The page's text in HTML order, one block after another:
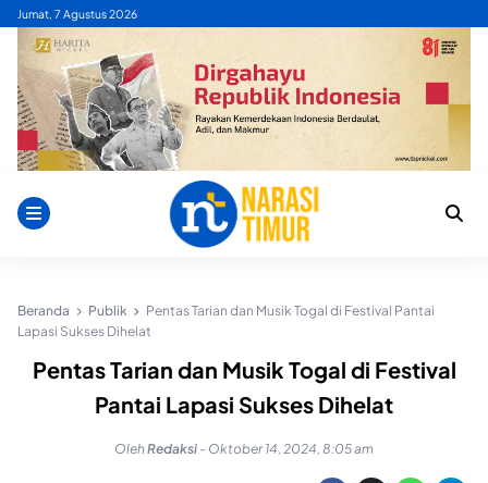
Skip
content
Jumat, 7 Agustus 2026
Beranda Publik
Pentas Tarian dan Musik Togal di Festival Pantai
Lapasi Sukses Dihelat
Pentas Tarian dan Musik Togal di Festival
Pantai Lapasi Sukses Dihelat
OlehRedaksi - Oktober 14, 2024, 8:05 am